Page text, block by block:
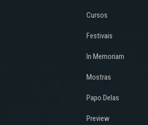
Cursos
Festivais
In Memoriam
Mostras
Papo Delas
Preview